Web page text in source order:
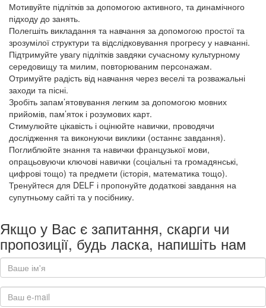
Мотивуйте підлітків за допомогою активного, та динамічного
підходу до занять.
Полегшіть викладання та навчання за допомогою простої та
зрозумілої ​​структури та відслідковування прогресу у навчанні.
Підтримуйте увагу підлітків завдяки сучасному культурному
середовищу та милим, повторюваним персонажам.
Отримуйте радість від навчання через веселі та розважальні
заходи та пісні.
Зробіть запам’ятовування легким за допомогою мовних
прийомів, пам’яток і розумових карт.
Стимулюйте цікавість і оцінюйте навички, проводячи
дослідження та виконуючи виклики (останнє завдання).
Поглиблюйте знання та навички французької мови,
опрацьовуючи ключові навички (соціальні та громадянські,
цифрові тощо) та предмети (історія, математика тощо).
Тренуйтеся для DELF і пропонуйте додаткові завдання на
супутньому сайті та у посібнику.
Якщо у Вас є запитання, скарги чи
пропозиції, будь ласка, напишіть нам